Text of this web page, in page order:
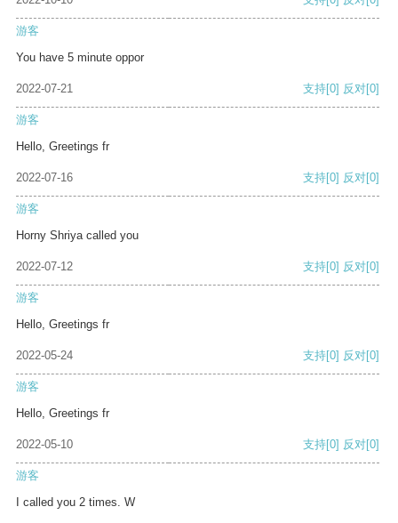
游客
You have 5 minute oppor
2022-07-21 支持[0] 反对[0]
游客
Hello, Greetings fr
2022-07-16 支持[0] 反对[0]
游客
Horny Shriya called you
2022-07-12 支持[0] 反对[0]
游客
Hello, Greetings fr
2022-05-24 支持[0] 反对[0]
游客
Hello, Greetings fr
2022-05-10 支持[0] 反对[0]
游客
I called you 2 times. W